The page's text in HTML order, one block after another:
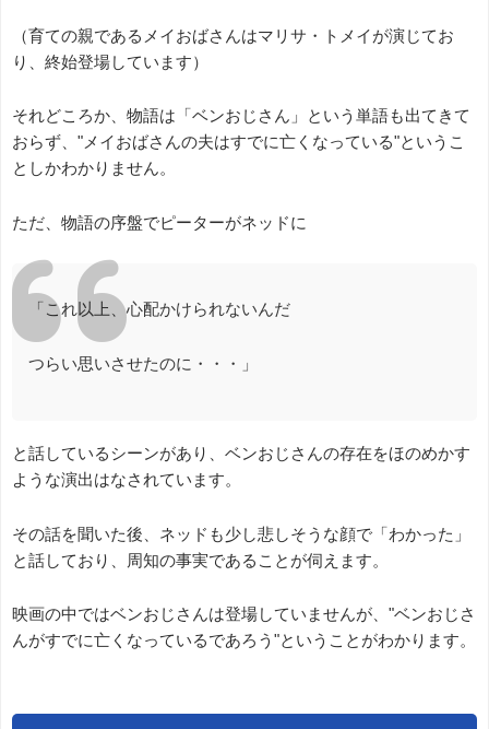
（育ての親であるメイおばさんはマリサ・トメイが演じてお
り、終始登場しています）
それどころか、物語は「ベンおじさん」という単語も出てきて
おらず、"メイおばさんの夫はすでに亡くなっている"というこ
としかわかりません。
ただ、物語の序盤でピーターがネッドに
「これ以上、心配かけられないんだ
つらい思いさせたのに・・・」
と話しているシーンがあり、ベンおじさんの存在をほのめかす
ような演出はなされています。
その話を聞いた後、ネッドも少し悲しそうな顔で「わかった」
と話しており、周知の事実であることが伺えます。
映画の中ではベンおじさんは登場していませんが、"ベンおじさ
んがすでに亡くなっているであろう"ということがわかります。